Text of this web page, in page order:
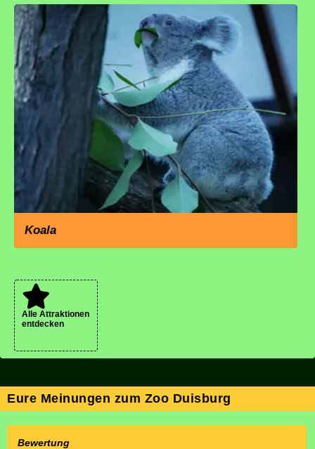
Koala
Alle Attraktionen
entdecken
Eure Meinungen zum Zoo Duisburg
Bewertung